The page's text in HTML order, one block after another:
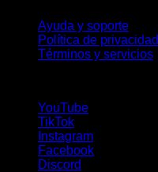
Ayuda y soporte
Política de privacidad
Términos y servicios
YouTube
TikTok
Instagram
Facebook
Discord